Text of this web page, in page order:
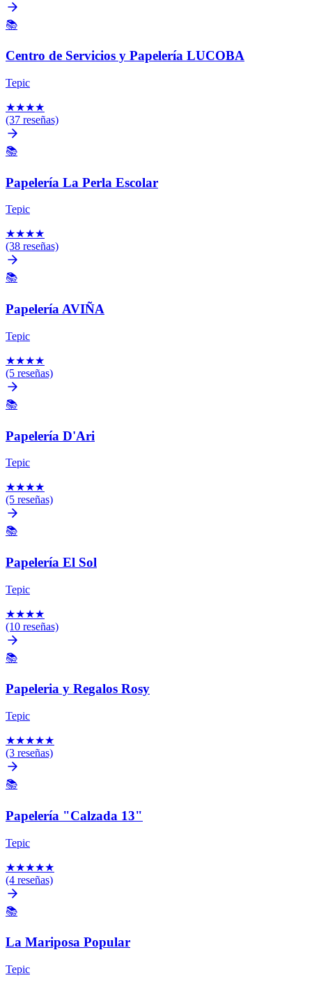
📚
Centro de Servicios y Papelería LUCOBA
Tepic
★★★★
(37 reseñas)
📚
Papelería La Perla Escolar
Tepic
★★★★
(38 reseñas)
📚
Papelería AVIÑA
Tepic
★★★★
(5 reseñas)
📚
Papelería D'Ari
Tepic
★★★★
(5 reseñas)
📚
Papelería El Sol
Tepic
★★★★
(10 reseñas)
📚
Papeleria y Regalos Rosy
Tepic
★★★★★
(3 reseñas)
📚
Papelería "Calzada 13"
Tepic
★★★★★
(4 reseñas)
📚
La Mariposa Popular
Tepic